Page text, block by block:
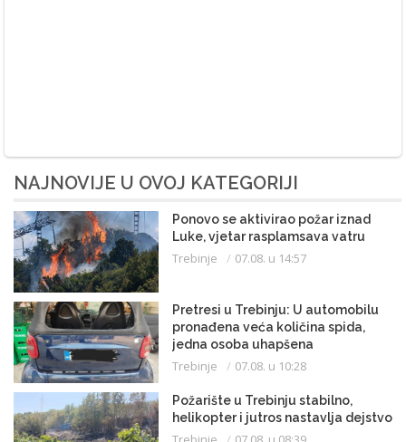
NAJNOVIJE U OVOJ KATEGORIJI
Ponovo se aktivirao požar iznad
Luke, vjetar rasplamsava vatru
Trebinje 07.08. u 14:57
Pretresi u Trebinju: U automobilu
pronađena veća količina spida,
jedna osoba uhapšena
Trebinje 07.08. u 10:28
Požarište u Trebinju stabilno,
helikopter i jutros nastavlja dejstvo